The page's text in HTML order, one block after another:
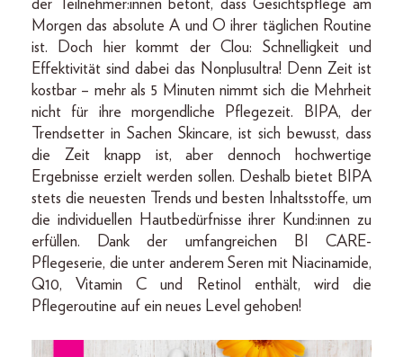
der Teilnehmer:innen betont, dass Gesichtspflege am
Morgen das absolute A und O ihrer täglichen Routine
ist. Doch hier kommt der Clou: Schnelligkeit und
Effektivität sind dabei das Nonplusultra! Denn Zeit ist
kostbar – mehr als 5 Minuten nimmt sich die Mehrheit
nicht für ihre morgendliche Pflegezeit. BIPA, der
Trendsetter in Sachen Skincare, ist sich bewusst, dass
die Zeit knapp ist, aber dennoch hochwertige
Ergebnisse erzielt werden sollen. Deshalb bietet BIPA
stets die neuesten Trends und besten Inhaltsstoffe, um
die individuellen Hautbedürfnisse ihrer Kund:innen zu
erfüllen. Dank der umfangreichen BI CARE-
Pflegeserie, die unter anderem Seren mit Niacinamide,
Q10, Vitamin C und Retinol enthält, wird die
Pflegeroutine auf ein neues Level gehoben!